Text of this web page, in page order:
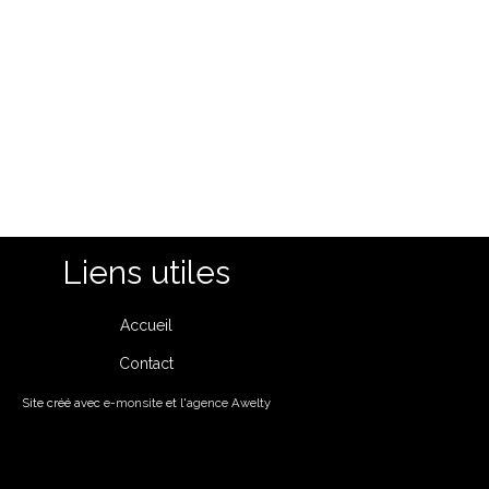
Liens utiles
Accueil
Contact
Site créé avece-monsite et l'agence Awelty